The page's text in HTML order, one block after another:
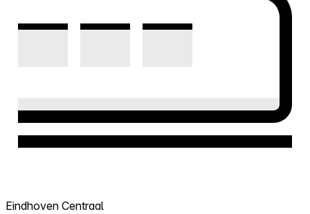
Eindhoven Centraal